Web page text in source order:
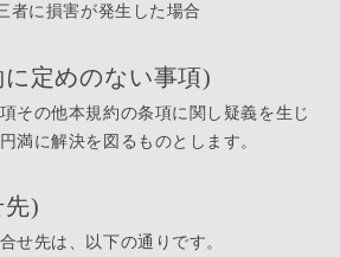
者に損害が発生した場合
定めのない事項)
その他本規約の条項に関し疑義を生じ
満に解決を図るものとします。
先)
せ先は、以下の通りです。